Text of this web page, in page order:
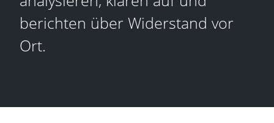
berichten über Widerstand vor
Ort.